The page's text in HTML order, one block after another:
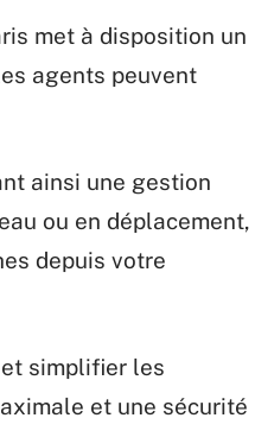
met à disposition un
agents peuvent
ainsi une gestion
ou en déplacement,
depuis votre
simplifier les
et une sécurité